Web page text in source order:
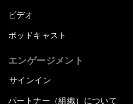
ビデオ
ポッドキャスト
エンゲージメント
サインイン
パートナー（組織）について